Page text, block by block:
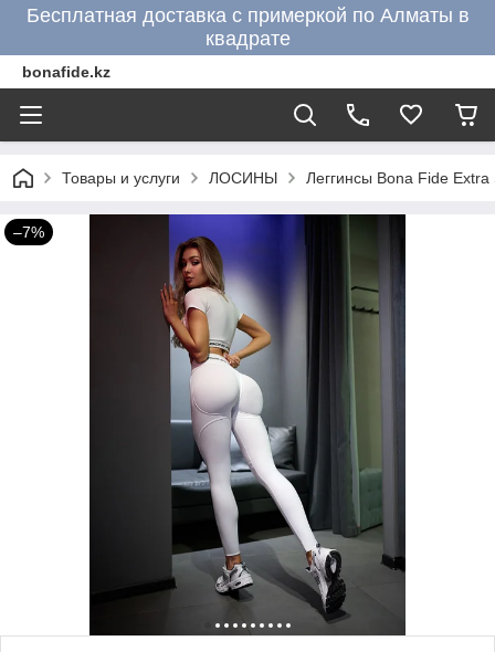
Бесплатная доставка с примеркой по Алматы в
квадрате
bonafide.kz
Товары и услуги ЛОСИНЫ Леггинсы Bona Fide
–7%